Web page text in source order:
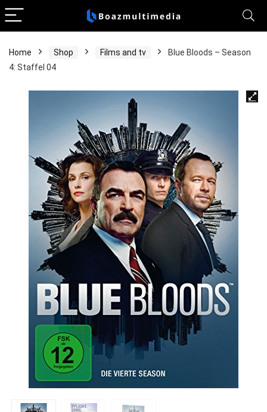
Home Shop Films and tv
Blue Bloods – Season
4: Staffel 04